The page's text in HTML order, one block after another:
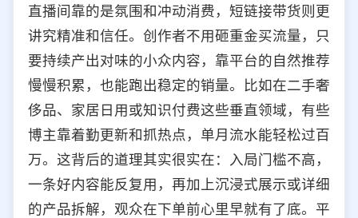
直播间靠的是氛围和冲动消费，短链接带货则更
讲究精准和信任。创作者不用砸重金买流量，只
要持续产出对味的小众内容，靠平台的自然推荐
慢慢积累，也能跑出稳定的销量。比如在二手奢
侈品、家居日用或知识付费这些垂直领域，有些
博主靠着勤更新和抓热点，单月流水能轻松过百
万。这背后的道理其实很实在：入局门槛不高，
一条好内容能反复用，再加上沉浸式展示或详细
的产品拆解，观众在下单前心里早就有了底。平